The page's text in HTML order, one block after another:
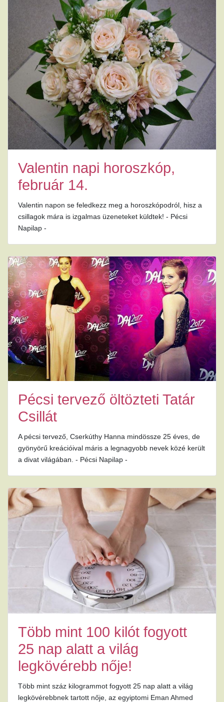
Valentin napi horoszkóp,
február 14.
Valentin napon se feledkezz meg a horoszkópodról, hisz a
csillagok mára is izgalmas üzeneteket küldtek! - Pécsi
Napilap -
Pécsi tervező öltözteti Tatár
Csillát
A pécsi tervező, Cserkúthy Hanna mindössze 25 éves, de
gyönyörű kreációival máris a legnagyobb nevek közé került
a divat világában. - Pécsi Napilap -
Több mint 100 kilót fogyott
25 nap alatt a világ
legkövérebb nője!
Több mint száz kilogrammot fogyott 25 nap alatt a világ
legkövérebbnek tartott nője, az egyiptomi Eman Ahmed